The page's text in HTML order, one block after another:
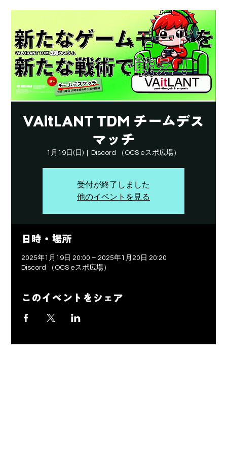
VAitLANT TDM チームデス
マッチ
1月19日(日) Discord （OCS eスポ広場）
受付が終了しました
他のイベントを見る
日時・場所
2025年1月19日 20:00 – 2025年1月20日 20:20
Discord （OCS eスポ広場）
このイベントをシェア